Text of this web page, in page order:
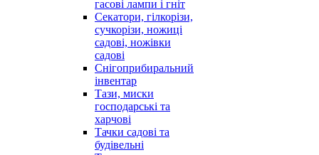
гасові лампи і гніт
Секатори, гілкорізи,
сучкорізи, ножиці
садові, ножівки
садові
Снігоприбиральний
інвентар
Тази, миски
господарські та
харчові
Тачки садові та
будівельні